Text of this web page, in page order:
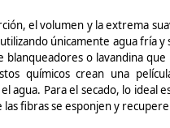
el volumen y la extrema
únicamente agua fría
o lavandina
químicos crean una
agua. Para el secado, lo ideal
fibras se esponjen y